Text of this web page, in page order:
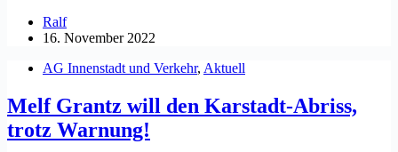
Ralf
16. November 2022
AG Innenstadt und Verkehr, Aktuell
Melf Grantz will den Karstadt-Abriss,
trotz Warnung!